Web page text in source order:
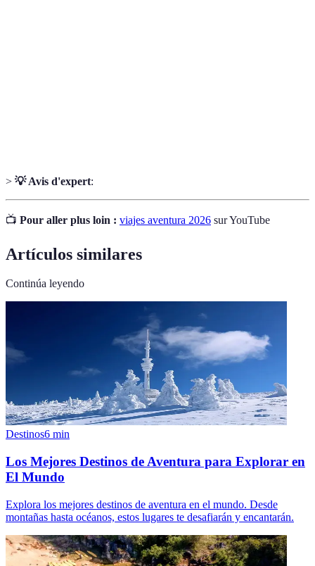
> 💡 Avis d'expert:
📺 Pour aller plus loin : viajes aventura 2026 sur YouTube
Artículos similares
Continúa leyendo
Destinos6 min
Los Mejores Destinos de Aventura para Explorar en
El Mundo
Explora los mejores destinos de aventura en el mundo. Desde
montañas hasta océanos, estos lugares te desafiarán y encantarán.